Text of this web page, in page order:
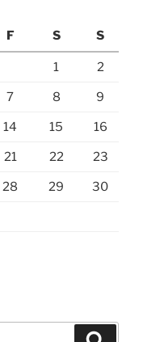
F S S
1 2
7 8 9
14 15 16
21 22 23
28 29 30